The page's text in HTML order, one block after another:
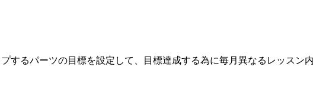
するパーツの目標を設定して、目標達成する為に毎月異なるレッスン